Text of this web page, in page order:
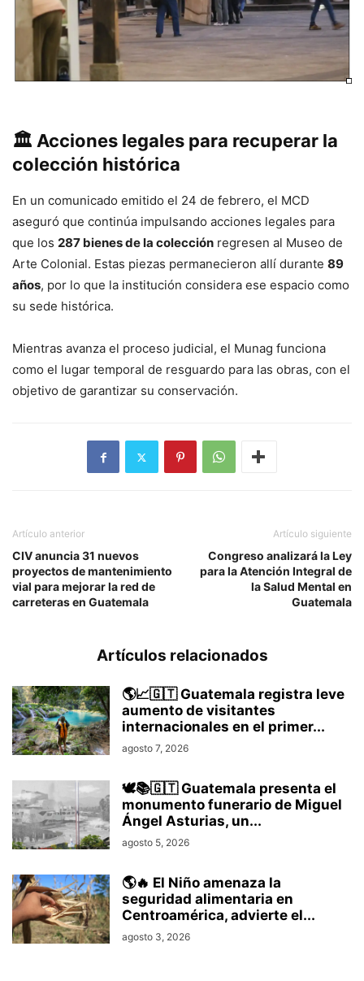
🏛️ Acciones legales para recuperar la
colección histórica
En un comunicado emitido el 24 de febrero, el MCD
aseguró que continúa impulsando acciones legales para
que los 287 bienes de la colección regresen al Museo de
Arte Colonial. Estas piezas permanecieron allí durante 89
años, por lo que la institución considera ese espacio como
su sede histórica.
Mientras avanza el proceso judicial, el Munag funciona
como el lugar temporal de resguardo para las obras, con el
objetivo de garantizar su conservación.
Artículo anterior
CIV anuncia 31 nuevos
proyectos de mantenimiento
vial para mejorar la red de
carreteras en Guatemala
Artículo siguiente
Congreso analizará la Ley
para la Atención Integral de
la Salud Mental en
Guatemala
Artículos relacionados
🌎📈🇬🇹 Guatemala registra leve
aumento de visitantes
internacionales en el primer...
agosto 7, 2026
🕊️📚🇬🇹 Guatemala presenta el
monumento funerario de Miguel
Ángel Asturias, un...
agosto 5, 2026
🌎🔥 El Niño amenaza la
seguridad alimentaria en
Centroamérica, advierte el...
agosto 3, 2026